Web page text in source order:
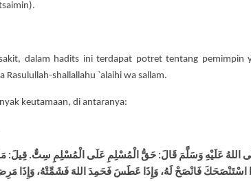
dalam hadits ini terdapat potret tentang pemimpin
shallallahu `alaihi wa sallam.
keutamaan, di antaranya:
اللهُ عَلَيْهِ وَسَلَّمَ قَالَ: حَقُّ الْمُسْلِمِ عَلَى الْمُسْلِمِ سِتٌّ. قِيلَ: مَا
اسْتَنْصَحَكَ فَانْصَحْ لَهُ، وَإِذَا عَطَسَ فَحَمِدَ اللهَ فَشَمِّتْهُ، وَإِذَا